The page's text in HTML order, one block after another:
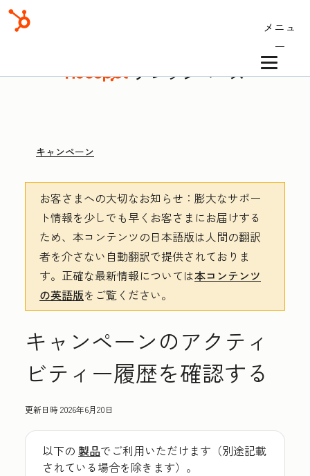
メニュ
ー
ナレッジベース
キャンペーン
お客さまへの大切なお知らせ ：膨大なサポー
ト情報を少しでも早くお客さまにお届けする
ため、本コンテンツの日本語版は人間の翻訳
者を介さない自動翻訳で提供されておりま
す。 正確な最新情報については本コンテンツ
の英語版をご覧ください。
キャンペーンのアクティ
ビティー履歴を確認する
更新日時2026年6月20日
以下の 製品でご利用いただけます（別途記載
されている場合を除きます）。